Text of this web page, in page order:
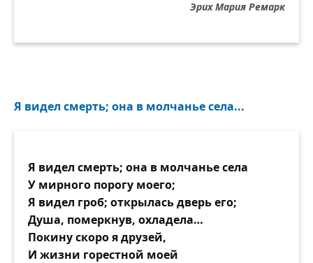
Эрих Мария Ремарк
Я видел смерть; она в молчанье села...
Я видел смерть; она в молчанье села
У мирного порогу моего;
Я видел гроб; открылась дверь его;
Душа, померкнув, охладела…
Покину скоро я друзей,
И жизни горестной моей